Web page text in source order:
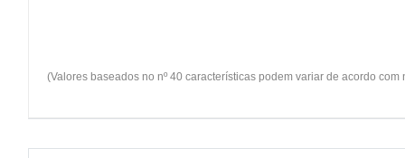
(Valores baseados no nº 40 características podem variar de acordo com